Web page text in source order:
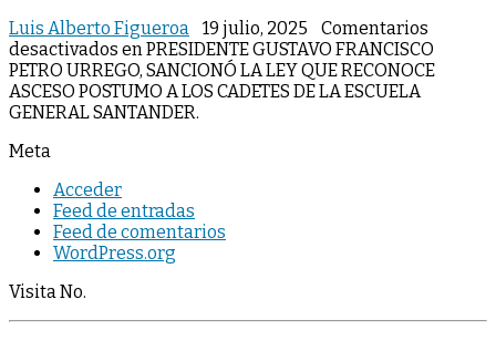
Luis Alberto Figueroa 19 julio, 2025
Comentarios
desactivados en PRESIDENTE GUSTAVO FRANCISCO
PETRO URREGO, SANCIONÓ LA LEY QUE RECONOCE
ASCESO POSTUMO A LOS CADETES DE LA ESCUELA
GENERAL SANTANDER.
Meta
Acceder
Feed de entradas
Feed de comentarios
WordPress.org
Visita No.